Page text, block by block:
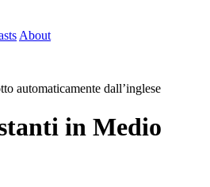
About
automaticamente dall’inglese
in Medio